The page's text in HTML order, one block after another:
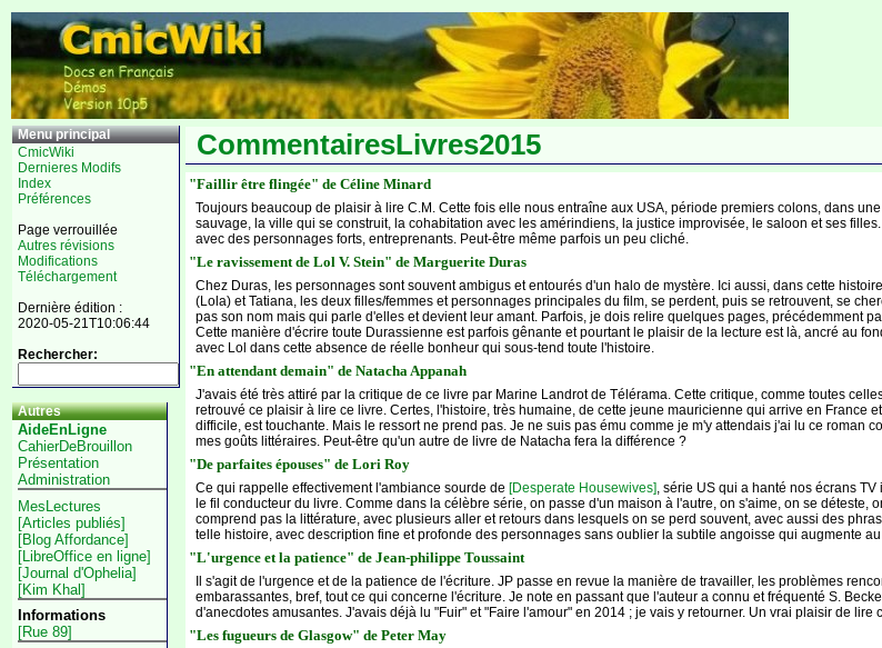
Menu principal
CmicWiki
Dernieres Modifs
Index
Préférences
Page verrouillée
Autres révisions
Modifications
Téléchargement
Dernière édition :
2020-05-21T10:06:44
Rechercher:
Autres
AideEnLigne
CahierDeBrouillon
Présentation
Administration
MesLectures
[Articles publiés]
[Blog Affordance]
[LibreOffice en ligne]
[Journal d'Ophelia]
[Kim Khal]
Informations
[Rue 89]
CommentairesLivres2015
"Faillir être flingée" de Céline Minard
Toujours beaucoup de plaisir à lire C.M. Cette fois elle nous entraîne aux USA, période premiers colons, dans
sauvage, la ville qui se construit, la cohabitation avec les amérindiens, la justice improvisée, le saloon et ses
avec des personnages forts, entreprenants. Peut-être même parfois un peu cliché.
"Le ravissement de Lol V. Stein" de Marguerite Duras
Chez Duras, les personnages sont souvent ambigus et entourés d'un halo de mystère. Ici aussi, dans cette
(Lola) et Tatiana, les deux filles/femmes et personnages principales du film, se perdent, puis se retrouvent, se
pas son nom mais qui parle d'elles et devient leur amant. Parfois, je dois relire quelques pages, précédemment
Cette manière d'écrire toute Durassienne est parfois gênante et pourtant le plaisir de la lecture est là, ancré au
avec Lol dans cette absence de réelle bonheur qui sous-tend toute l'histoire.
"En attendant demain" de Natacha Appanah
J'avais été très attiré par la critique de ce livre par Marine Landrot de Télérama. Cette critique, comme toutes
retrouvé ce plaisir à lire ce livre. Certes, l'histoire, très humaine, de cette jeune mauricienne qui arrive en France
difficile, est touchante. Mais le ressort ne prend pas. Je ne suis pas ému comme je m'y attendais j'ai lu ce roman
mes goûts littéraires. Peut-être qu'un autre de livre de Natacha fera la différence ?
"De parfaites épouses" de Lori Roy
Ce qui rappelle effectivement l'ambiance sourde de [Desperate Housewives] , série US qui a hanté nos écrans
le fil conducteur du livre. Comme dans la célèbre série, on passe d'un maison à l'autre, on s'aime, on se déteste,
comprend pas la littérature, avec plusieurs aller et retours dans lesquels on se perd souvent, avec aussi des
telle histoire, avec description fine et profonde des personnages sans oublier la subtile angoisse qui augmente au
"L'urgence et la patience" de Jean-philippe Toussaint
Il s'agit de l'urgence et de la patience de l'écriture. JP passe en revue la manière de travailler, les problèmes
embarassantes, bref, tout ce qui concerne l'écriture. Je note en passant que l'auteur a connu et fréquenté S.
d'anecdotes amusantes. J'avais déjà lu "Fuir" et "Faire l'amour" en 2014 ; je vais y retourner. Un vrai plaisir de lire
"Les fugueurs de Glasgow" de Peter May